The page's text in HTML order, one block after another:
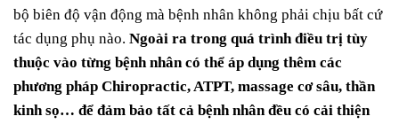
bộ biên độ vận động mà bệnh nhân không phải chịu bất cứ
tác dụng phụ nào. Ngoài ra trong quá trình điều trị tùy
thuộc vào từng bệnh nhân có thể áp dụng thêm các
phương pháp Chiropractic, ATPT, massage cơ sâu, thần
kinh sọ… để đảm bảo tất cả bệnh nhân đều có cải thiện